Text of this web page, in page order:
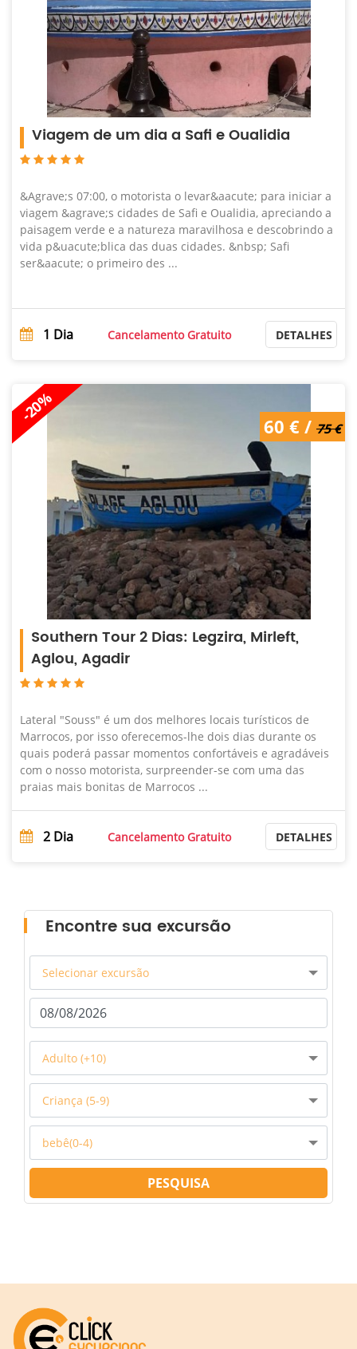
Viagem de um dia a Safi e Oualidia
&Agrave;s 07:00, o motorista o levar&aacute; para iniciar a
viagem &agrave;s cidades de Safi e Oualidia, apreciando a
paisagem verde e a natureza maravilhosa e descobrindo a
vida p&uacute;blica das duas cidades. &nbsp; Safi
ser&aacute; o primeiro des ...
1 Dia Cancelamento Gratuito DETALHES
-20%
75 € / 60 €
60 € / 75 €
Southern Tour 2 Dias: Legzira, Mirleft,
Aglou, Agadir
Lateral "Souss" é um dos melhores locais turísticos de
Marrocos, por isso oferecemos-lhe dois dias durante os
quais poderá passar momentos confortáveis ​​e agradáveis ​​
com o nosso motorista, surpreender-se com uma das
praias mais bonitas de Marrocos ...
2 Dia Cancelamento Gratuito DETALHES
Encontre sua excursão
Selecionar excursão
Adulto (+10)
Criança (5-9)
bebê(0-4)
PESQUISA